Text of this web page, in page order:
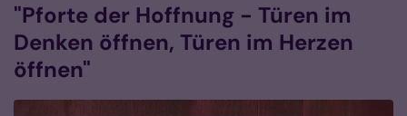
"Pforte der Hoffnung - Türen im
Denken öffnen, Türen im Herzen
öffnen"